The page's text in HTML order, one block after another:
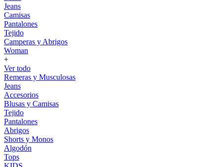
Jeans
Camisas
Pantalones
Tejido
Camperas y Abrigos
Woman
+
Ver todo
Remeras y Musculosas
Jeans
Accesorios
Blusas y Camisas
Tejido
Pantalones
Abrigos
Shorts y Monos
Algodón
Tops